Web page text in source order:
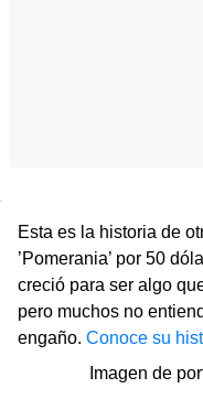
Esta es la historia de
’Pomerania’ por 50
creció para ser algo
pero muchos no
engaño. Conoce su
Imagen de